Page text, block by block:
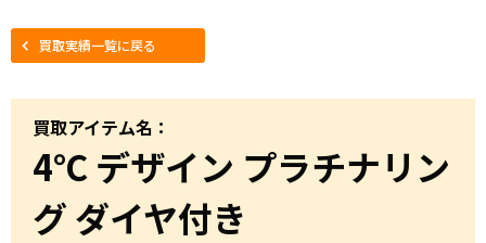
買取実績一覧に戻る
買取アイテム名：
4℃ デザイン プラチナリン
グ ダイヤ付き